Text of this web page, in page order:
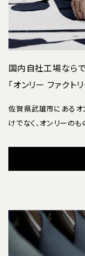
国内自社工場なら
「オンリー ファクトリ
佐賀県武雄市にあるオ
けでなく、オンリーのも